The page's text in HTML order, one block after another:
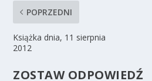
POPRZEDNI
Książka dnia, 11 sierpnia
2012
ZOSTAW ODPOWIEDŹ